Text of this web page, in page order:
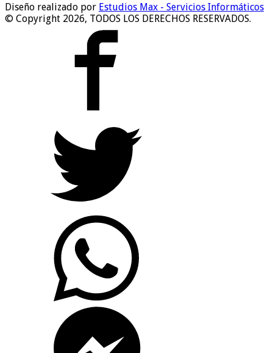
Diseño realizado por Estudios Max - Servicios Informáticos
© Copyright 2026, TODOS LOS DERECHOS RESERVADOS.